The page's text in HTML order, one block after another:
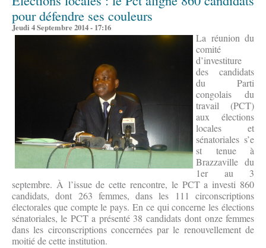
pour défendre ses couleurs
Jeudi 4 Septembre 2014 - 17:16
La réunion du
comité
d’investiture
des candidats
du Parti
congolais du
travail (PCT)
aux élections
locales et
sénatoriales s’e
st tenue à
Brazzaville du
1er au 3
septembre. À l’issue de cette rencontre, le PCT a investi 860
candidats, dont 263 femmes, dans les 111 circonscriptions
électorales que compte le pays. En ce qui concerne les élections
sénatoriales, le PCT a présenté 38 candidats dont onze femmes
dans les circonscriptions concernées par le renouvellement de
moitié de cette institution.